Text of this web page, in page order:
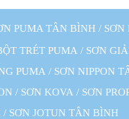
PUMA TÂN BÌNH / SƠN
TRÉT PUMA / SƠN
PUMA / SƠN NIPPON
/ SƠN KOVA / SƠN
/ SƠN JOTUN TÂN BÌNH